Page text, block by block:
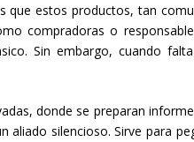
que estos productos, tan
compradoras o
Sin embargo, cuando
donde se preparan
aliado silencioso. Sirve para